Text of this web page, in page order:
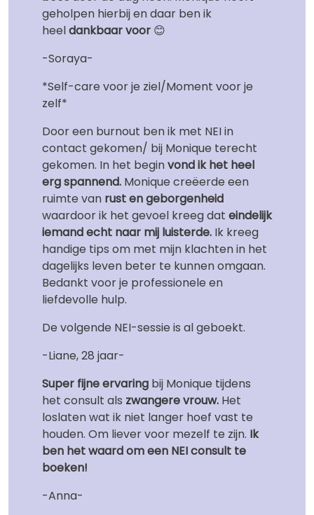
geholpen hierbij en daar ben ik
heeldankbaar voor 😊
-Soraya-
*Self-care voor je ziel/Moment voor je
zelf*
Door een burnout ben ik met NEI in
contact gekomen/ bij Monique terecht
gekomen. In het beginvond ik het heel
erg spannend. Monique creëerde een
ruimte van rust en geborgenheid
waardoor ik het gevoel kreeg dat eindelijk
iemand echt naar mij luisterde. Ik kreeg
handige tips om met mijn klachten in het
dagelijks leven beter te kunnen omgaan.
Bedankt voor je professionele en
liefdevolle hulp.
De volgende NEI-sessie is al geboekt.
-Liane, 28 jaar-
Super fijne ervaring bij Monique tijdens
het consult als zwangere vrouw. Het
loslaten wat ik niet langer hoef vast te
houden. Om liever voor mezelf te zijn. Ik
ben het waard om een NEI consult te
boeken!
-Anna-